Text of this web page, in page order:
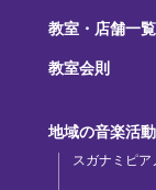
教室・店舗一覧
教室会則
地域の音楽活
スガナミピ